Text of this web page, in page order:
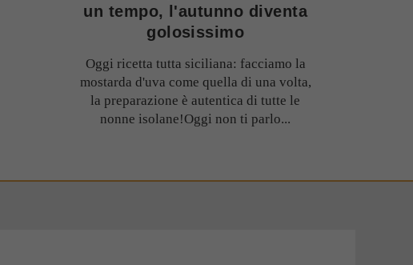
un tempo, l'autunno diventa
golosissimo
Oggi ricetta tutta siciliana: facciamo la
mostarda d'uva come quella di una volta,
la preparazione è autentica di tutte le
nonne isolane!Oggi non ti parlo...